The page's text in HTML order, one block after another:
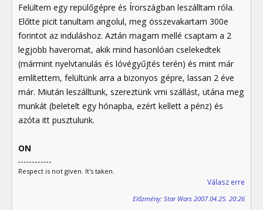
Felültem egy repülőgépre és Írországban leszálltam róla.
Előtte picit tanultam angolul, meg összevakartam 300e
forintot az induláshoz. Aztán magam mellé csaptam a 2
legjobb haveromat, akik mind hasonlóan cselekedtek
(mármint nyelvtanulás és lóvégyűjtés terén) és mint már
említettem, felültünk arra a bizonyos gépre, lassan 2 éve
már. Miután leszálltunk, szereztünk vmi szállást, utána meg
munkát (beletelt egy hónapba, ezért kellett a pénz) és
azóta itt pusztulunk.
ON
Respect is not given. It's taken.
Válasz erre
Előzmény: Star Wars 2007.04.25. 20:26